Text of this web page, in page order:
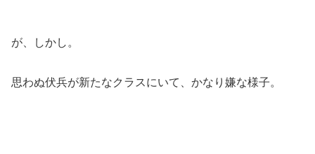
が、しかし。
思わぬ伏兵が新たなクラスにいて、かなり嫌な様子。